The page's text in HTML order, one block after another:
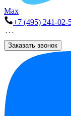
Max
+7 (495) 241-02-
Заказать звонок